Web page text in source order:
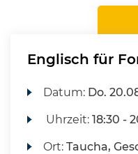
Englisch für
Datum: Do.
Uhrzeit:18:30 -
Ort:Taucha,